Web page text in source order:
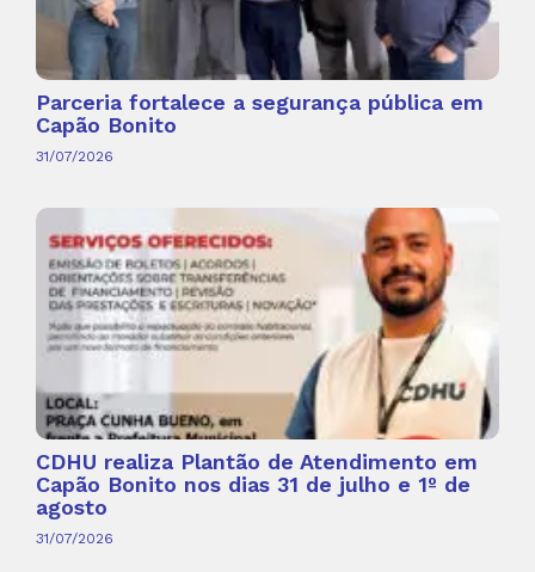
Parceria fortalece a segurança pública em
Capão Bonito
31/07/2026
CDHU realiza Plantão de Atendimento em
Capão Bonito nos dias 31 de julho e 1º de
agosto
31/07/2026